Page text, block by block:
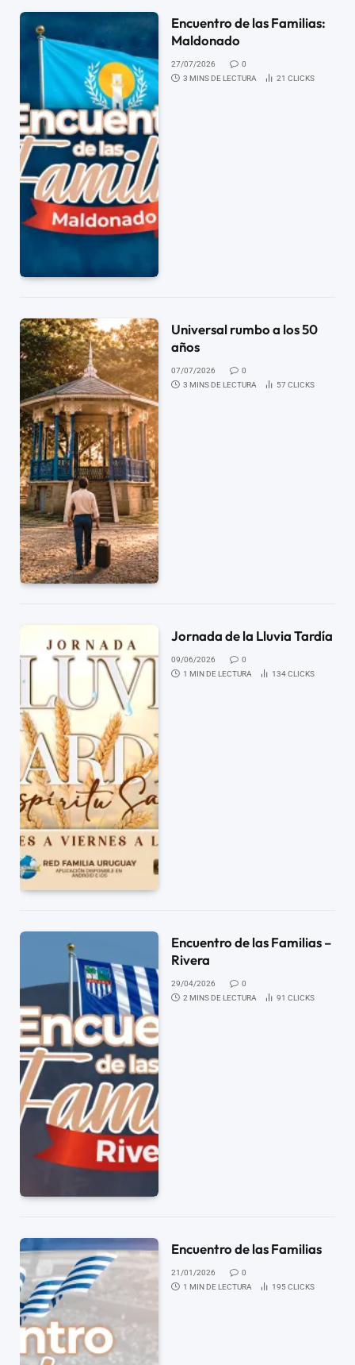
Encuentro de las Familias:
Maldonado
27/07/2026
0
3 MINS DE LECTURA
21CLICKS
Universal rumbo a los 50
años
07/07/2026
0
3 MINS DE LECTURA
57CLICKS
Jornada de la Lluvia Tardía
09/06/2026
0
1 MIN DE LECTURA
134CLICKS
Encuentro de las Familias –
Rivera
29/04/2026
0
2 MINS DE LECTURA
91CLICKS
Encuentro de las Familias
21/01/2026
0
1 MIN DE LECTURA
195CLICKS